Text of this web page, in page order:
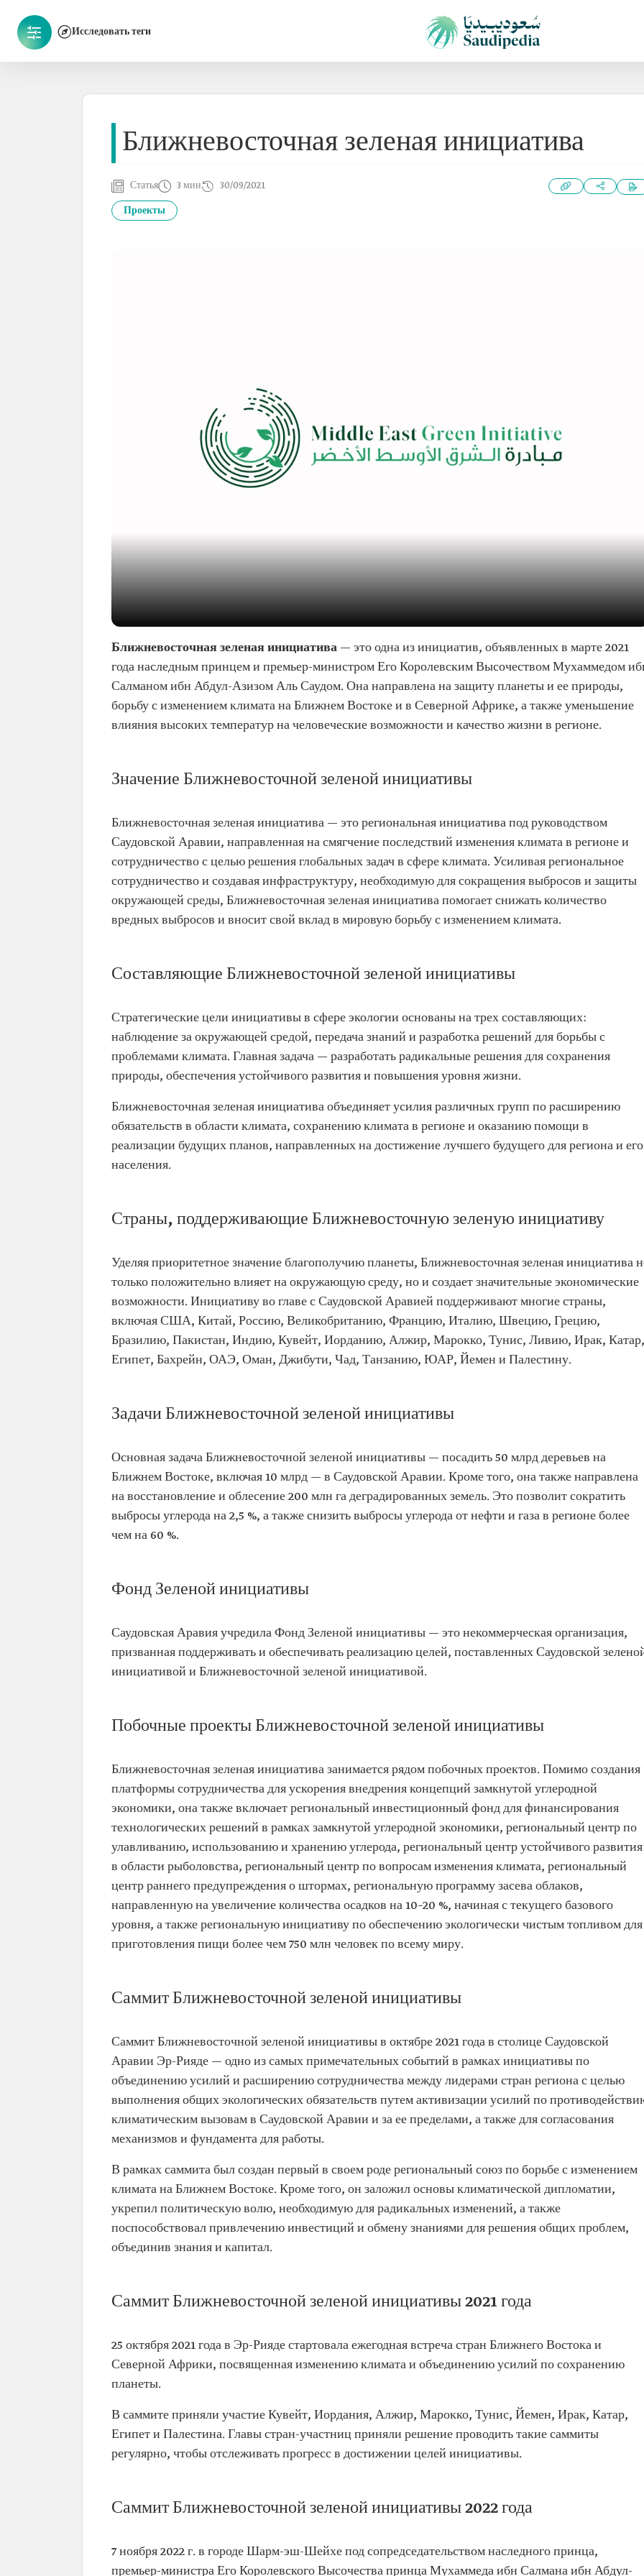
Исследовать теги
Ближневосточная зеленая инициатива
Статья 3 мин 30/09/2021
Проекты
Ближневосточная зеленая инициатива — это одна из инициатив, объявленных в марте 2021
года наследным принцем и премьер-министром Его Королевским Высочеством Мухаммедом
Салманом ибн Абдул-Азизом Аль Саудом. Она направлена на защиту планеты и ее природы,
борьбу с изменением климата на Ближнем Востоке и в Северной Африке, а также уменьшение
влияния высоких температур на человеческие возможности и качество жизни в регионе.
Значение Ближневосточной зеленой инициативы
Ближневосточная зеленая инициатива — это региональная инициатива под руководством
Саудовской Аравии, направленная на смягчение последствий изменения климата в регионе и
сотрудничество с целью решения глобальных задач в сфере климата. Усиливая региональное
сотрудничество и создавая инфраструктуру, необходимую для сокращения выбросов и защиты
окружающей среды, Ближневосточная зеленая инициатива помогает снижать количество
вредных выбросов и вносит свой вклад в мировую борьбу с изменением климата.
Составляющие Ближневосточной зеленой инициативы
Стратегические цели инициативы в сфере экологии основаны на трех составляющих:
наблюдение за окружающей средой, передача знаний и разработка решений для борьбы с
проблемами климата. Главная задача — разработать радикальные решения для сохранения
природы, обеспечения устойчивого развития и повышения уровня жизни.
Ближневосточная зеленая инициатива объединяет усилия различных групп по расширению
обязательств в области климата, сохранению климата в регионе и оказанию помощи в
реализации будущих планов, направленных на достижение лучшего будущего для региона и его
населения.
Страны, поддерживающие Ближневосточную зеленую инициативу
Уделяя приоритетное значение благополучию планеты, Ближневосточная зеленая инициатива
только положительно влияет на окружающую среду, но и создает значительные экономические
возможности. Инициативу во главе с Саудовской Аравией поддерживают многие страны,
включая США, Китай, Россию, Великобританию, Францию, Италию, Швецию, Грецию,
Бразилию, Пакистан, Индию, Кувейт, Иорданию, Алжир, Марокко, Тунис, Ливию, Ирак, Катар,
Египет, Бахрейн, ОАЭ, Оман, Джибути, Чад, Танзанию, ЮАР, Йемен и Палестину.
Задачи Ближневосточной зеленой инициативы
Основная задача Ближневосточной зеленой инициативы — посадить 50 млрд деревьев на
Ближнем Востоке, включая 10 млрд — в Саудовской Аравии. Кроме того, она также направлена
на восстановление и облесение 200 млн га деградированных земель. Это позволит сократить
выбросы углерода на 2,5 %, а также снизить выбросы углерода от нефти и газа в регионе более
чем на 60 %.
Фонд Зеленой инициативы
Саудовская Аравия учредила Фонд Зеленой инициативы — это некоммерческая организация,
призванная поддерживать и обеспечивать реализацию целей, поставленных Саудовской
инициативой и Ближневосточной зеленой инициативой.
Побочные проекты Ближневосточной зеленой инициативы
Ближневосточная зеленая инициатива занимается рядом побочных проектов. Помимо создания
платформы сотрудничества для ускорения внедрения концепций замкнутой углеродной
экономики, она также включает региональный инвестиционный фонд для финансирования
технологических решений в рамках замкнутой углеродной экономики, региональный центр по
улавливанию, использованию и хранению углерода, региональный центр устойчивого развития
в области рыболовства, региональный центр по вопросам изменения климата, региональный
центр раннего предупреждения о штормах, региональную программу засева облаков,
направленную на увеличение количества осадков на 10–20 %, начиная с текущего базового
уровня, а также региональную инициативу по обеспечению экологически чистым топливом для
приготовления пищи более чем 750 млн человек по всему миру.
Саммит Ближневосточной зеленой инициативы
Саммит Ближневосточной зеленой инициативы в октябре 2021 года в столице Саудовской
Аравии Эр-Рияде — одно из самых примечательных событий в рамках инициативы по
объединению усилий и расширению сотрудничества между лидерами стран региона с целью
выполнения общих экологических обязательств путем активизации усилий по
климатическим вызовам в Саудовской Аравии и за ее пределами, а также для согласования
механизмов и фундамента для работы.
В рамках саммита был создан первый в своем роде региональный союз по борьбе с изменением
климата на Ближнем Востоке. Кроме того, он заложил основы климатической дипломатии,
укрепил политическую волю, необходимую для радикальных изменений, а также
поспособствовал привлечению инвестиций и обмену знаниями для решения общих проблем,
объединив знания и капитал.
Саммит Ближневосточной зеленой инициативы 2021 года
25 октября 2021 года в Эр-Рияде стартовала ежегодная встреча стран Ближнего Востока и
Северной Африки, посвященная изменению климата и объединению усилий по сохранению
планеты.
В саммите приняли участие Кувейт, Иордания, Алжир, Марокко, Тунис, Йемен, Ирак, Катар,
Египет и Палестина. Главы стран-участниц приняли решение проводить такие саммиты
регулярно, чтобы отслеживать прогресс в достижении целей инициативы.
Саммит Ближневосточной зеленой инициативы 2022 года
7 ноября 2022 г. в городе Шарм-эш-Шейхе под сопредседательством наследного принца,
премьер-министра Его Королевского Высочества принца Мухаммеда ибн Салмана ибн Абдул-